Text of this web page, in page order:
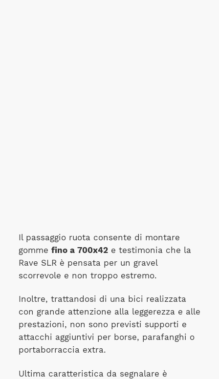
Il passaggio ruota consente di montare
gomme fino a 700x42e testimonia che la
Rave SLR è pensata per un gravel
scorrevole e non troppo estremo.
Inoltre, trattandosi di una bici realizzata
con grande attenzione alla leggerezza e alle
prestazioni, non sono previsti supporti e
attacchi aggiuntivi per borse, parafanghi o
portaborraccia extra.
Ultima caratteristica da segnalare è